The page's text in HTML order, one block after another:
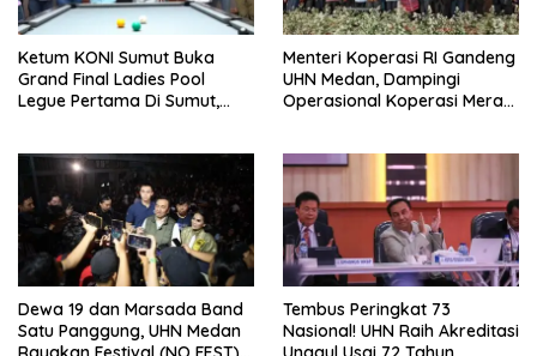
Ketum KONI Sumut Buka
Grand Final Ladies Pool
Legue Pertama Di Sumut,
Menteri Koperasi RI Gandeng
UHN Medan, Dampingi
Operasional Koperasi Merah
Dewa 19 dan Marsada Band
Satu Panggung, UHN Medan
Tembus Peringkat 73
Nasional! UHN Raih Akreditasi